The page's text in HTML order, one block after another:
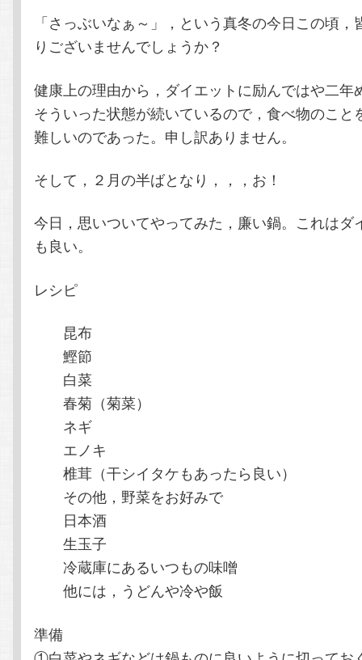
ン
へ
移
動
ツ
移
動
「さっぶいなぁ～」，という真冬の今日この頃
りございませんでしょうか？
健康上の理由から，ダイエットに励んではや二年
そういった状態が続いているので，食べ物のこと
難しいのであった。申し訳ありません。
そして，２月の半ばとなり，，，お！
今日，思いついてやってみた，廉い鍋。これはダ
も良い。
レシピ
昆布
鰹節
白菜
春菊（菊菜）
ネギ
エノキ
椎茸（干シイタケもあったら良い）
その他，野菜をお好みで
日本酒
生玉子
冷蔵庫にあるいつもの味噌
他には，うどんや冷や飯
準備